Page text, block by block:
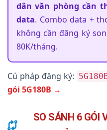
dân văn phòng cần
data. Combo data +
không cần đăng ký
80K/tháng.
Cú pháp đăng ký:
gói 5G180B →
SO SÁNH 6 GÓI